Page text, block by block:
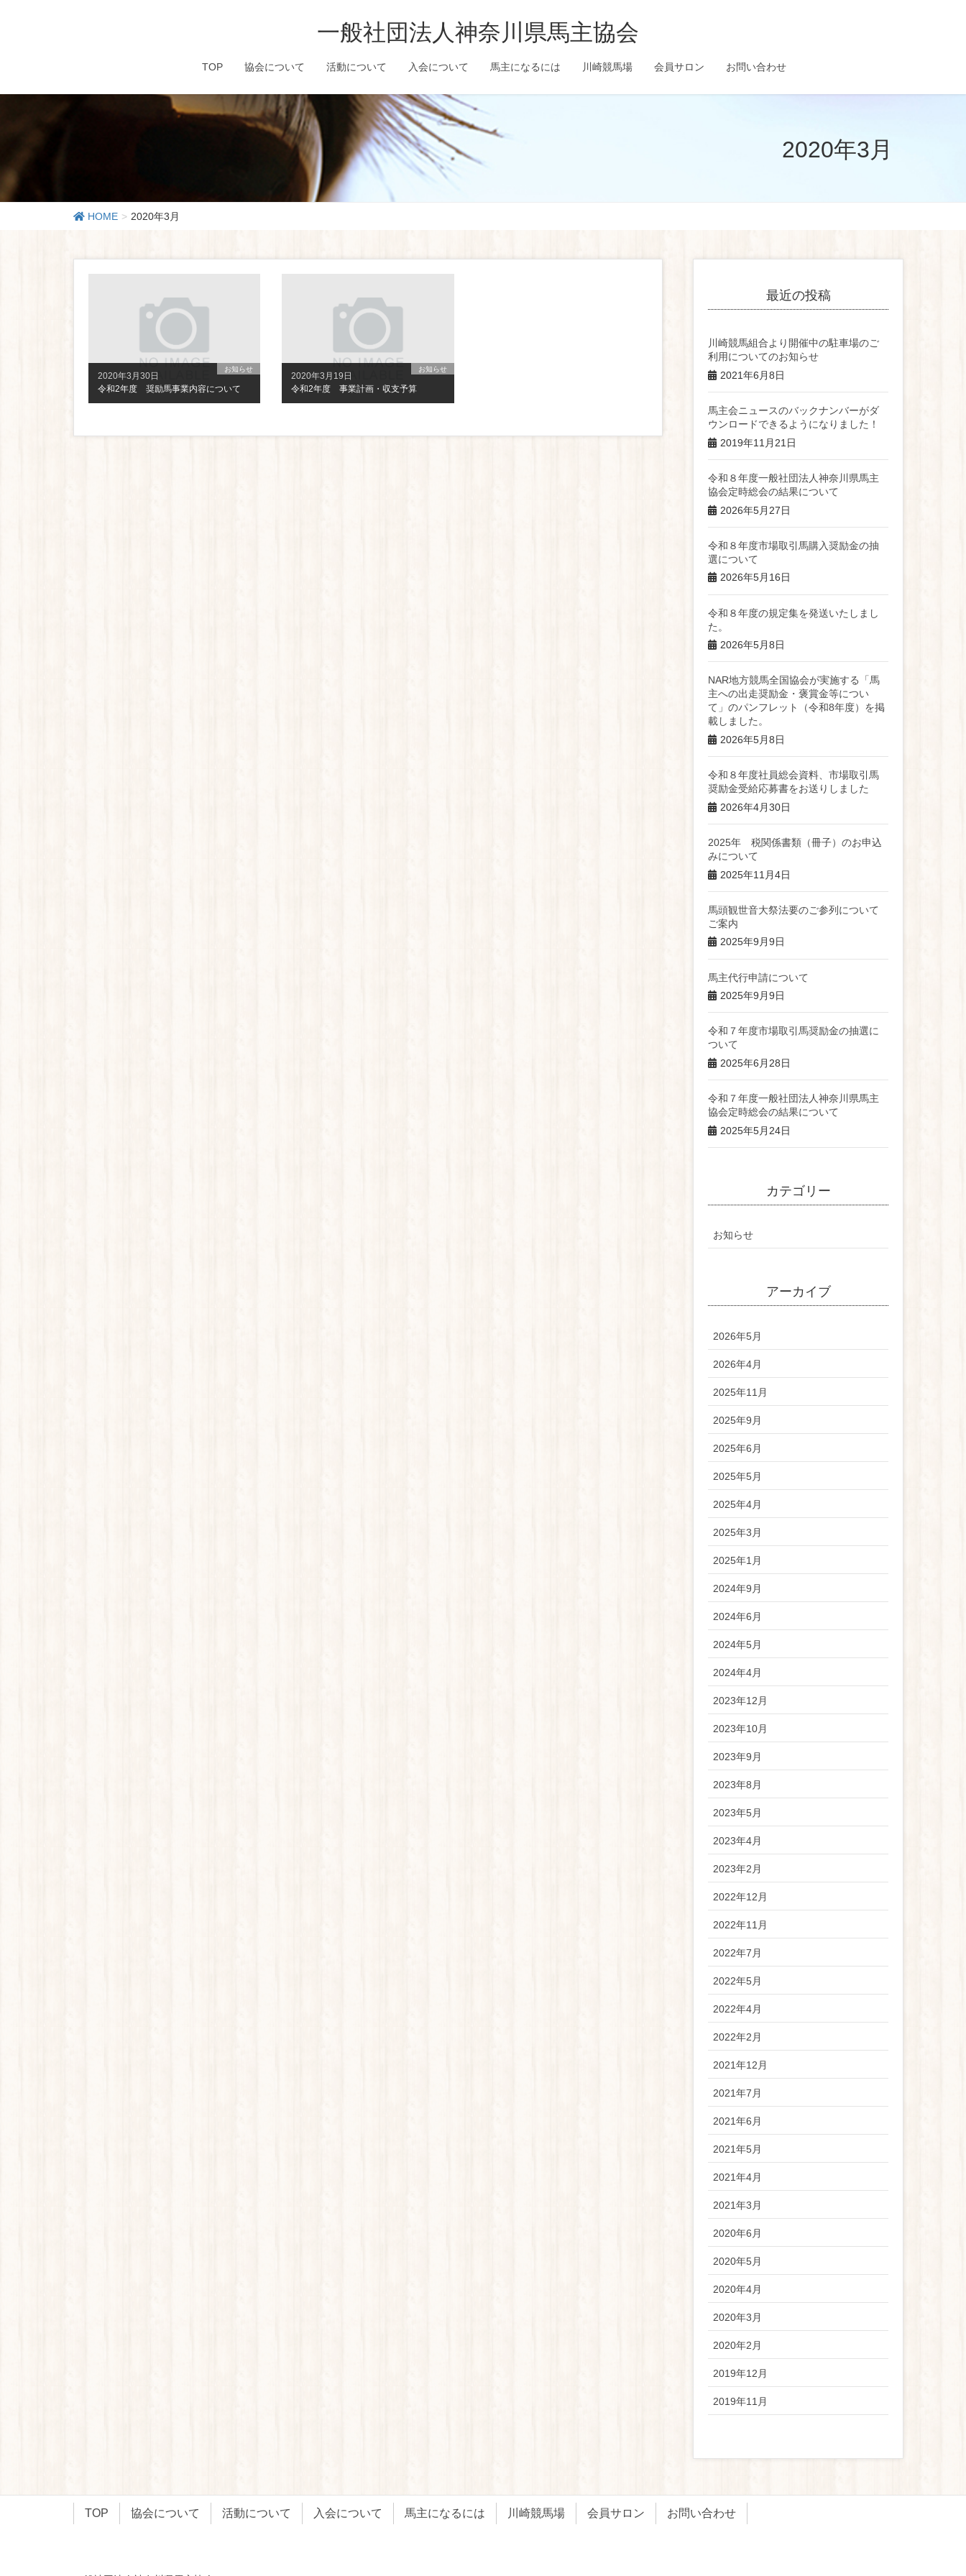
一般社団法人神奈川県馬主協会
TOP 協会について 活動について 入会について 馬主になるには 川崎競馬場 会員サロン お問い合わせ
2020年3月
HOME 2020年3月
2020年3月30日
お知らせ
令和2年度 奨励馬事業内容について
2020年3月19日
お知らせ
令和2年度 事業計画・収支予算
最近の投稿
川崎競馬組合より開催中の駐車場のご
利用についてのお知らせ
2021年6月8日
馬主会ニュースのバックナンバーがダ
ウンロードできるようになりました！
2019年11月21日
令和８年度一般社団法人神奈川県馬主
協会定時総会の結果について
2026年5月27日
令和８年度市場取引馬購入奨励金の抽
選について
2026年5月16日
令和８年度の規定集を発送いたしまし
た。
2026年5月8日
NAR地方競馬全国協会が実施する「馬
主への出走奨励金・褒賞金等につい
て」のパンフレット（令和8年度）を掲
載しました。
2026年5月8日
令和８年度社員総会資料、市場取引馬
奨励金受給応募書をお送りしました
2026年4月30日
2025年 税関係書類（冊子）のお申込
みについて
2025年11月4日
馬頭観世音大祭法要のご参列について
ご案内
2025年9月9日
馬主代行申請について
2025年9月9日
令和７年度市場取引馬奨励金の抽選に
ついて
2025年6月28日
令和７年度一般社団法人神奈川県馬主
協会定時総会の結果について
2025年5月24日
カテゴリー
お知らせ
アーカイブ
2026年5月
2026年4月
2025年11月
2025年9月
2025年6月
2025年5月
2025年4月
2025年3月
2025年1月
2024年9月
2024年6月
2024年5月
2024年4月
2023年12月
2023年10月
2023年9月
2023年8月
2023年5月
2023年4月
2023年2月
2022年12月
2022年11月
2022年7月
2022年5月
2022年4月
2022年2月
2021年12月
2021年7月
2021年6月
2021年5月
2021年4月
2021年3月
2020年6月
2020年5月
2020年4月
2020年3月
2020年2月
2019年12月
2019年11月
TOP 協会について 活動について 入会について 馬主になるには 川崎競馬場 会員サロン お問い合わせ